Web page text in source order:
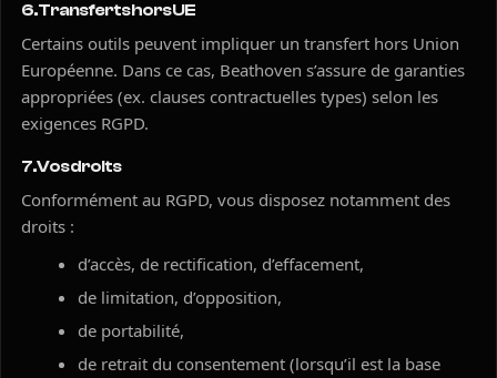
6. Transferts hors UE
Certains outils peuvent impliquer un transfert hors Union
Européenne. Dans ce cas, Beathoven s’assure de garanties
appropriées (ex. clauses contractuelles types) selon les
exigences RGPD.
7. Vos droits
Conformément au RGPD, vous disposez notamment des
droits :
d’accès, de rectification, d’effacement,
de limitation, d’opposition,
de portabilité,
de retrait du consentement (lorsqu’il est la base